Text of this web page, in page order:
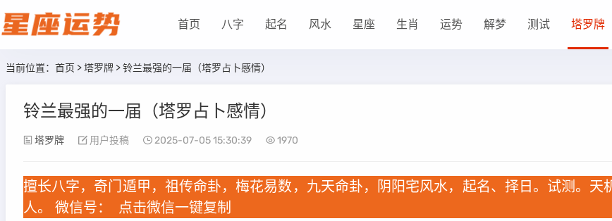
首页 八字 起名 风水 星座 生肖 运势 解梦 测试 塔罗牌
当前位置： 首页 >塔罗牌 > 铃兰最强的一届（塔罗占卜感情）
铃兰最强的一届（塔罗占卜感情）
塔罗牌 用户投稿 2025-07-05 15:30:39 1970
擅长八字，奇门遁甲，祖传命卦，梅花易数，九天命卦，阴阳宅风水，起名、择日。试测。天
人。 微信号：
点击微信一键复制